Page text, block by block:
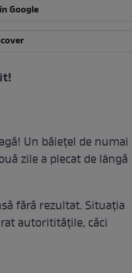
Google
Un băiețel de numai
zile a plecat de lângă
fără rezultat. Situația
autorititățile, căci